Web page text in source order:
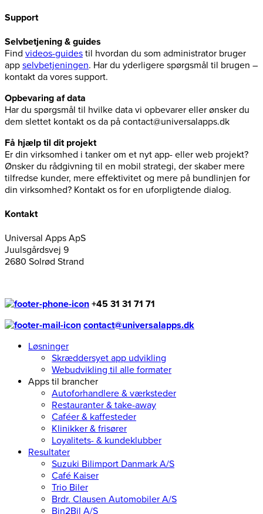
Support
Selvbetjening & guides
Find videos-guides til hvordan du som administrator bruger
app selvbetjeningen. Har du yderligere spørgsmål til brugen –
kontakt da vores support.
Opbevaring af data
Har du spørgsmål til hvilke data vi opbevarer eller ønsker du
dem slettet kontakt os da på contact@universalapps.dk
Få hjælp til dit projekt
Er din virksomhed i tanker om et nyt app- eller web projekt?
Ønsker du rådgivning til en mobil strategi, der skaber mere
tilfredse kunder, mere effektivitet og mere på bundlinjen for
din virksomhed? Kontakt os for en uforpligtende dialog.
Kontakt
Universal Apps ApS
Juulsgårdsvej 9
2680 Solrød Strand
+45 31 31 71 71
contact@universalapps.dk
Løsninger
Skræddersyet app udvikling
Webudvikling til alle formater
Apps til brancher
Autoforhandlere & værksteder
Restauranter & take-away
Caféer & kaffesteder
Klinikker & frisører
Loyalitets- & kundeklubber
Resultater
Suzuki Bilimport Danmark A/S
Café Kaiser
Trio Biler
Brdr. Clausen Automobiler A/S
Bin2Bil A/S